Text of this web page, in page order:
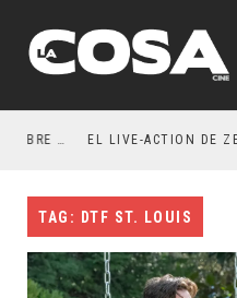
RESEÑA LA INVITACIÓN: OLIVIA WILDE REFLEXIONA SOBRE LA VIDA CONYUGAL EL LIVE-ACTION DE
TAG: DTF ST. LOUIS